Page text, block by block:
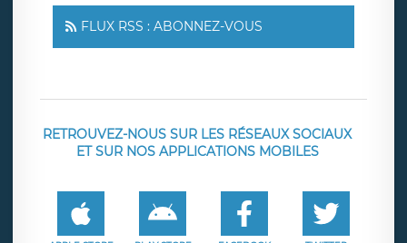
FLUX RSS : ABONNEZ-VOUS
RETROUVEZ-NOUS SUR LES RÉSEAUX SOCIAUX
ET SUR NOS APPLICATIONS MOBILES